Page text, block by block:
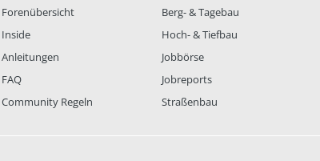
Forenübersicht
Inside
Anleitungen
FAQ
Community Regeln
Berg- & Tagebau
Hoch- & Tiefbau
Jobbörse
Jobreports
Straßenbau